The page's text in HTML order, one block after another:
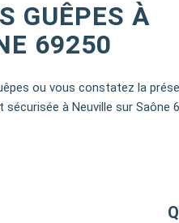
GUÊPES À
69250
ou vous constatez la
à Neuville sur Saône